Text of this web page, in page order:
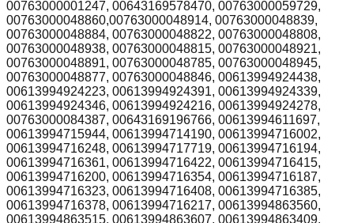
00763000001247, 00643169578470, 00763000059729,
00763000048860,00763000048914, 00763000048839,
00763000048884, 00763000048822, 00763000048808,
00763000048938, 00763000048815, 00763000048921,
00763000048891, 00763000048785, 00763000048945,
00763000048877, 00763000048846, 00613994924438,
00613994924223, 00613994924391, 00613994924339,
00613994924346, 00613994924216, 00613994924278,
00763000084387, 00643169196766, 00613994611697,
00613994715944, 00613994714190, 00613994716002,
00613994716248, 00613994717719, 00613994716194,
00613994716361, 00613994716422, 00613994716415,
00613994716200, 00613994716354, 00613994716187,
00613994716323, 00613994716408, 00613994716385,
00613994716378, 00613994716217, 00613994863560,
00613994863515, 00613994863607, 00613994863409,